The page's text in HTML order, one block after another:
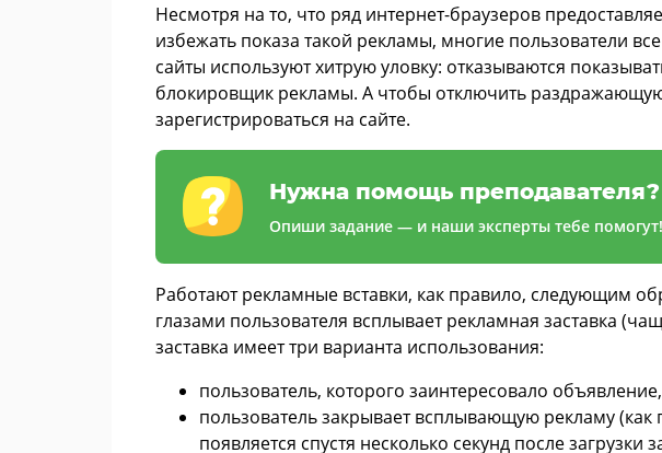
Несмотря на то, что ряд интернет-браузеров
избежать показа такой рекламы, многие пользователи
сайты используют хитрую уловку: отказываются
блокировщик рекламы. А чтобы отключить
зарегистрироваться на сайте.
Нужна помощь преподавателя?
Опиши задание — и наши эксперты тебе помогут!
Работают рекламные вставки, как правило, следующим
глазами пользователя всплывает рекламная заставка
заставка имеет три варианта использования:
пользователь, которого заинтересовало
пользователь закрывает всплывающую рекламу (как
появляется спустя несколько секунд после загрузки